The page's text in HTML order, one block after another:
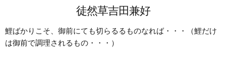
徒然草吉田兼好
鯉ばかりこそ、御前にても切らるるものなれば・・・（鯉だけ
は御前で調理されるもの・・・）